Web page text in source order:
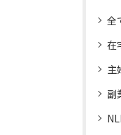
全
在
主
副